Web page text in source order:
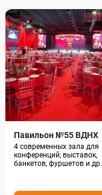
Павильон №55 ВДНХ
4 современных зала для
конференций, выставок,
банкетов, фуршетов и др.